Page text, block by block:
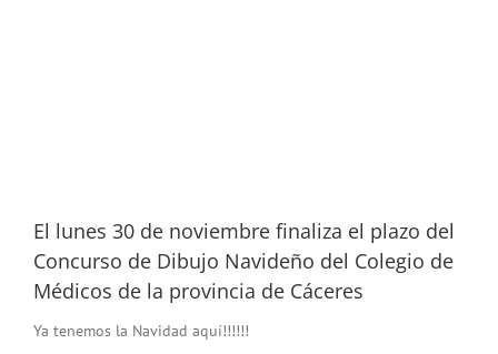
El lunes 30 de noviembre finaliza el plazo del
Concurso de Dibujo Navideño del Colegio de
Médicos de la provincia de Cáceres
Ya tenemos la Navidad aquí!!!!!!